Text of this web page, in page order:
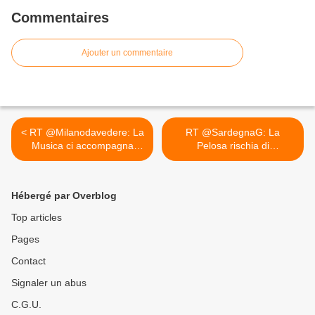
Commentaires
Ajouter un commentaire
< RT @Milanodavedere: La
Musica ci accompagna
nel...
RT @SardegnaG: La
Pelosa rischia di
scoppiare:... >
Hébergé par Overblog
Top articles
Pages
Contact
Signaler un abus
C.G.U.